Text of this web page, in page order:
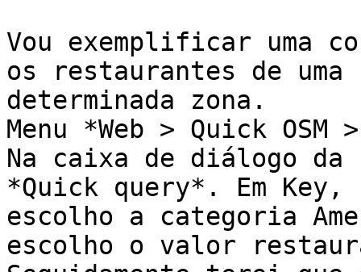
Vou exemplificar uma
os restaurantes de uma
determinada zona.
Menu *Web > Quick OSM
Na caixa de diálogo da
*Quick query*. Em Key,
escolho a categoria
escolho o valor